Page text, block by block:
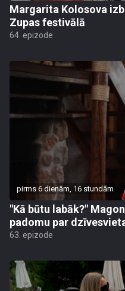
Margarita Kolosova
Zupas festivālā
64. epizode
pirms 6 dienām, 16 stundām
"Kā būtu labāk?"
padomu par
63. epizode